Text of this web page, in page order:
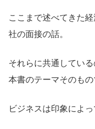
ここまで述べてきた
社の面接の話。
それらに共通してい
本書のテーマそのもの
ビジネスは印象によ